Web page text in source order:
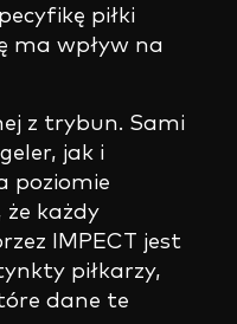
piłki
ma wpływ na
z trybun. Sami
jak i
poziomie
że każdy
IMPECT jest
piłkarzy,
dane te